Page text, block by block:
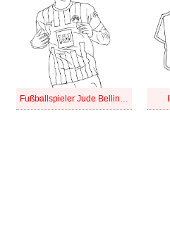
Fußballspieler Jude Bellingham